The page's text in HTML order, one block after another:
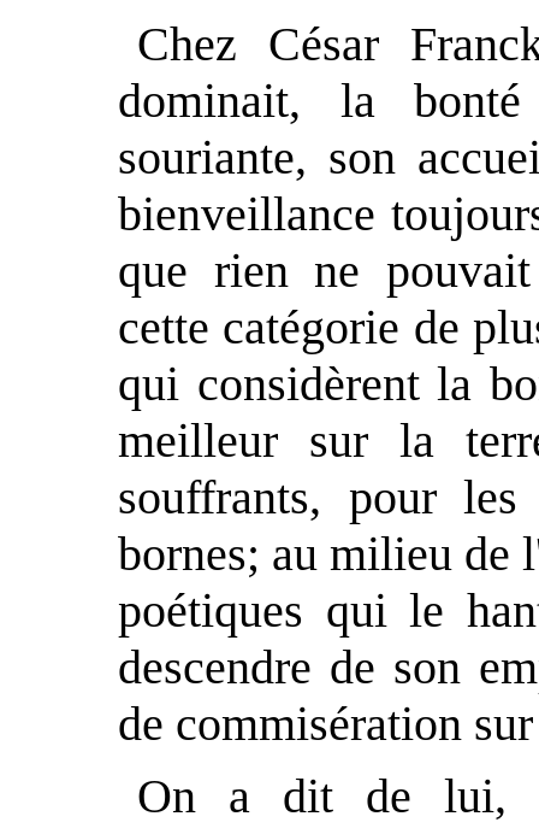
Chez César
dominait, la
souriante, son
bienveillance
que rien ne
cette catégorie de
qui considèrent la
meilleur sur la
souffrants, pour
bornes; au milieu de
poétiques qui le
descendre de son
de commisération
On a dit de lui,